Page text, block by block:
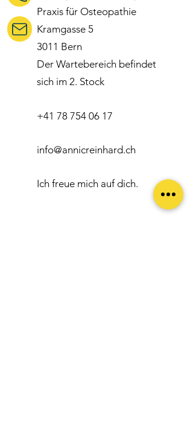
Praxis für Osteopathie
Kramgasse 5
3011 Bern
Der Wartebereich befindet
sich im 2. Stock
+41 78 754 06 17
info@annicreinhard.ch
Ich freue mich auf dich.